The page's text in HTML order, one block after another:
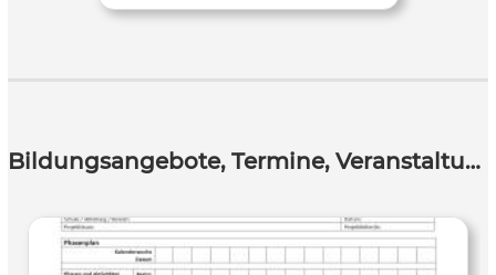
Bildungsangebote, Termine, Veranstaltungen